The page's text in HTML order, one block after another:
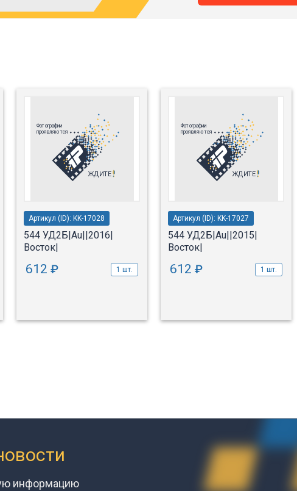
Артикул (ID): KK-17028
544 УД2Б|Au||2016|
Восток|
612 ₽ 1 шт.
Артикул (ID): KK-17027
544 УД2Б|Au||2015|
Восток|
612 ₽ 1 шт.
информацию